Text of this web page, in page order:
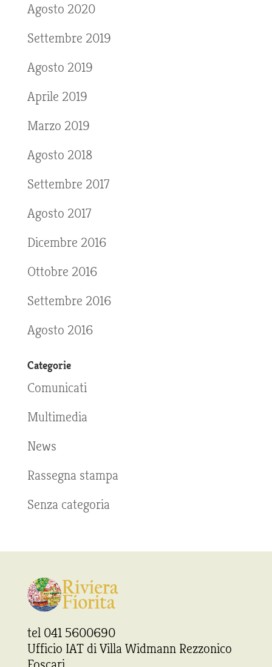
Agosto 2020
Settembre 2019
Agosto 2019
Aprile 2019
Marzo 2019
Agosto 2018
Settembre 2017
Agosto 2017
Dicembre 2016
Ottobre 2016
Settembre 2016
Agosto 2016
Categorie
Comunicati
Multimedia
News
Rassegna stampa
Senza categoria
tel 041 5600690
Ufficio IAT di Villa Widmann Rezzonico